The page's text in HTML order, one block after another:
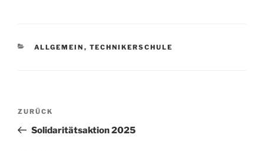
KATEGORIEN
ALLGEMEIN , TECHNIKERSCHULE
Beitragsnavigation
Vorheriger
Beitrag
ZURÜCK
Solidaritätsaktion 2025